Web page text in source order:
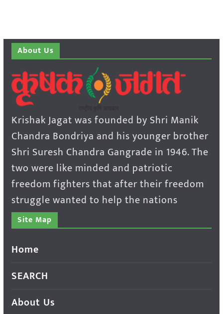
About Us
Krishak Jagat was founded by Shri Manik
Chandra Bondriya and his younger brother
Shri Suresh Chandra Gangrade in 1946. The
two were like minded and patriotic
freedom fighters that after their freedom
struggle wanted to help the nations
Site Map
Home
SEARCH
About Us